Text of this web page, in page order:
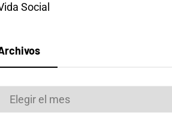
Social
Archivos